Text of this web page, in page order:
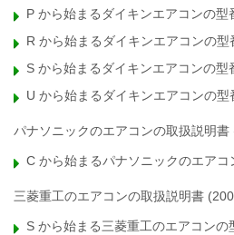
P から始まるダイキンエアコンの型
R から始まるダイキンエアコンの型
S から始まるダイキンエアコンの型
U から始まるダイキンエアコンの型
パナソニックのエアコンの取扱説明書
C から始まるパナソニックのエアコ
三菱重工のエアコンの取扱説明書
S から始まる三菱重工のエアコンの